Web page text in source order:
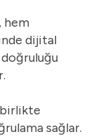
hem
dijital
birlikte
sağlar.